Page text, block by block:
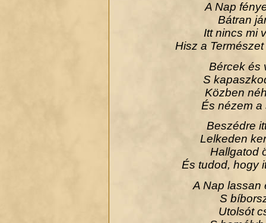
A Nap
Bátran
Itt nincs mi
Hisz a
Bércek és
S
Közben
És nézem a
Beszédre
Lelkeden
Hallgatod
És tudod, hogy
A Nap lassan
S
Utolsót